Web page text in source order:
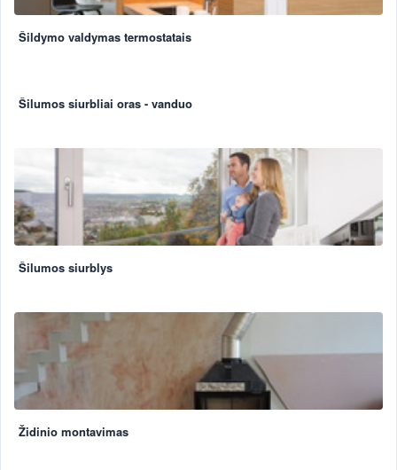
Šildymo valdymas termostatais
Šilumos siurbliai oras - vanduo
Šilumos siurblys
Židinio montavimas